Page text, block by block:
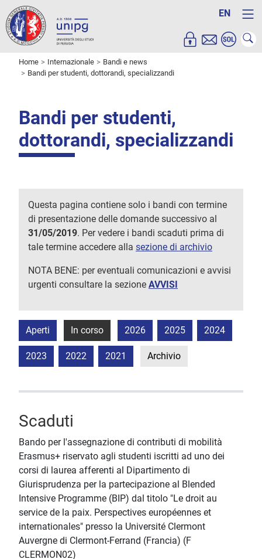
EN
Home Internazionale
Bandi e news
Bandi per studenti, dottorandi, specializzandi
Bandi per studenti,
dottorandi, specializzandi
Questa pagina contiene solo i bandi con termine
di presentazione delle domande successivo al
31/05/2019. Per vedere i bandi scaduti prima di
tale termine accedere alla sezione di archivio
NOTA BENE: per eventuali comunicazioni e avvisi
urgenti consultare la sezione AVVISI
Aperti In corso 2026 2025 2024
2023 2022 2021 Archivio
Scaduti
Bando per l'assegnazione di contributi di mobilità
Erasmus+ riservato agli studenti iscritti ad uno dei
corsi di laurea afferenti al Dipartimento di
Giurisprudenza per la partecipazione al Blended
Intensive Programme (BIP) dal titolo "Le droit au
service de la paix. Perspectives européennes et
internationales" presso la Université Clermont
Auvergne di Clermont-Ferrand (Francia) (F
CLERMON02)